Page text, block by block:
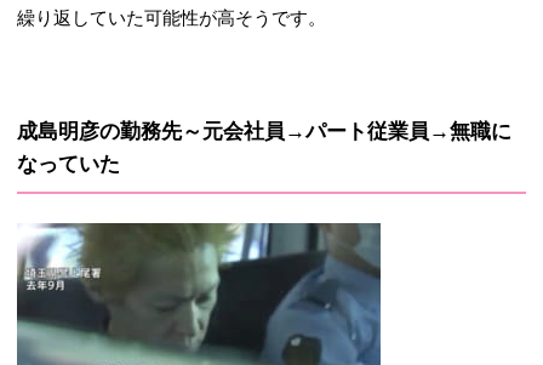
繰り返していた可能性が高そうです。
成島明彦の勤務先～元会社員→パート従業員→無職に
なっていた